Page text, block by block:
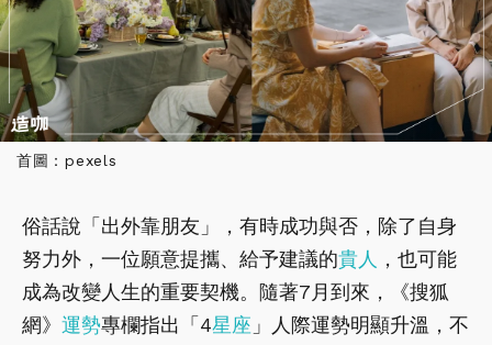
首圖：pexels
俗話說「出外靠朋友」，有時成功與否，除了自身
努力外，一位願意提攜、給予建議的貴人 ，也可能
成為改變人生的重要契機。隨著7月到來，《搜狐
網》 運勢專欄指出「4星座 」人際運勢明顯升溫，不